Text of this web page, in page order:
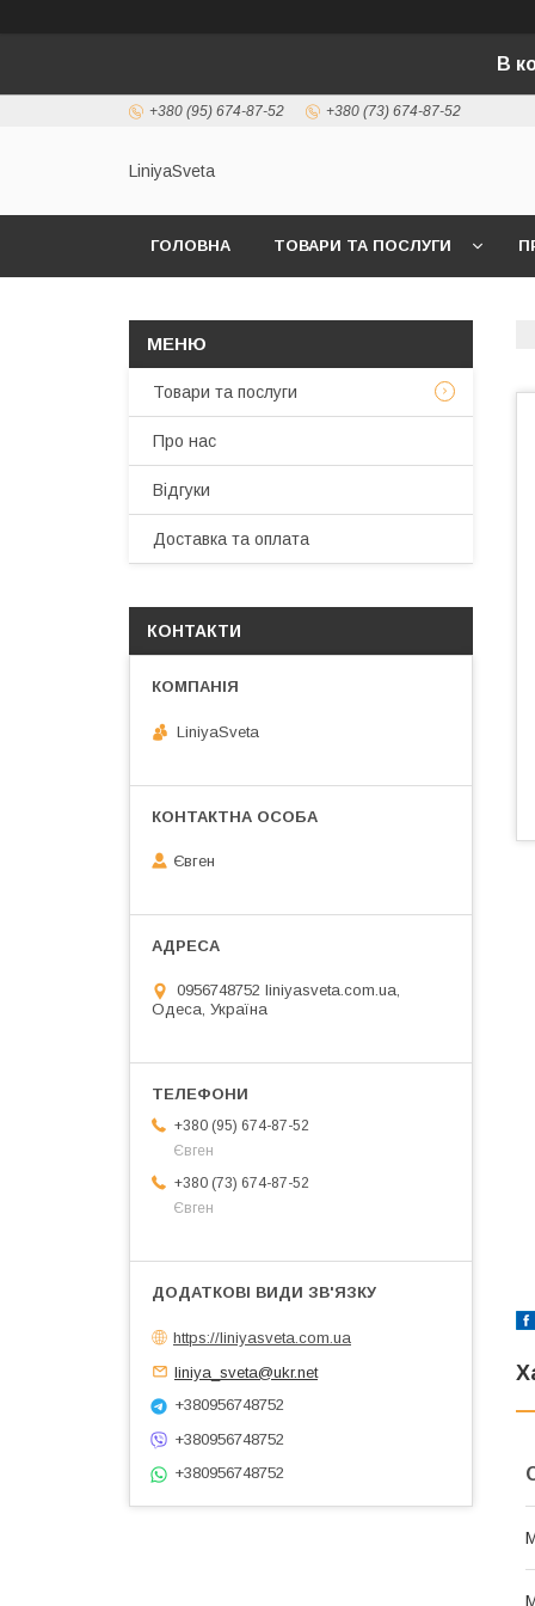
В
+380 (95) 674-87-52 +380 (73) 674-87-52
LiniyaSveta
ГОЛОВНА ТОВАРИ ТА ПОСЛУГИ
Товари та послуги
Про нас
Відгуки
Доставка та оплата
КОНТАКТИ
LiniyaSveta
Євген
0956748752 liniyasveta.com.ua,
Одеса, Україна
+380 (95) 674-87-52
Євген
+380 (73) 674-87-52
Євген
https://liniyasveta.com.ua
liniya_sveta@ukr.net
+380956748752
+380956748752
+380956748752